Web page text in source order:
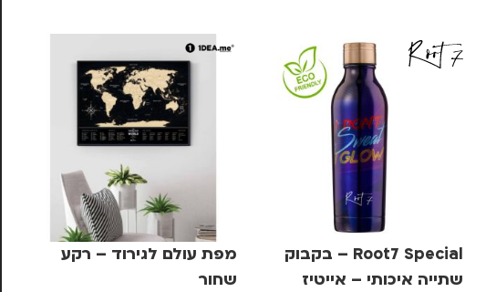
Root7 Special – בקבוק
שתייה איכותי – אייטיז
מפת עולם לגירוד – רקע
שחור